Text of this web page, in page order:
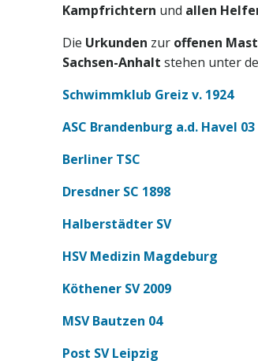
Kampfrichtern und allen
Die Urkunden zur offenen
Sachsen-Anhalt stehen unter
Schwimmklub Greiz v. 1924
ASC Brandenburg a.d. Havel 03
Berliner TSC
Dresdner SC 1898
Halberstädter SV
HSV Medizin Magdeburg
Köthener SV 2009
MSV Bautzen 04
Post SV Leipzig